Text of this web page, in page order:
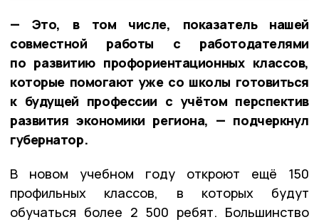
— Это, в том числе, показатель нашей
совместной работы с работодателями
по развитию профориентационных классов,
которые помогают уже со школы готовиться
к будущей профессии с учётом перспектив
развития экономики региона, — подчеркнул
губернатор.
В новом учебном году откроют ещё 150
профильных классов, в которых будут
обучаться более 2 500 ребят. Большинство